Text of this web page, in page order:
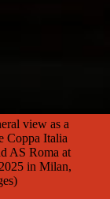
view as a
Coppa Italia
AS Roma at
in Milan,